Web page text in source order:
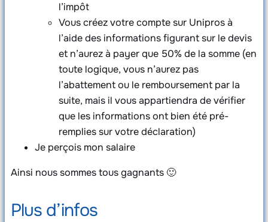
l’impôt
Vous créez votre compte sur Unipros à
l’aide des informations figurant sur le devis
et n’aurez à payer que 50% de la somme (en
toute logique, vous n’aurez pas
l’abattement ou le remboursement par la
suite, mais il vous appartiendra de vérifier
que les informations ont bien été pré-
remplies sur votre déclaration)
Je perçois mon salaire
Ainsi nous sommes tous gagnants 🙂
Plus d’infos